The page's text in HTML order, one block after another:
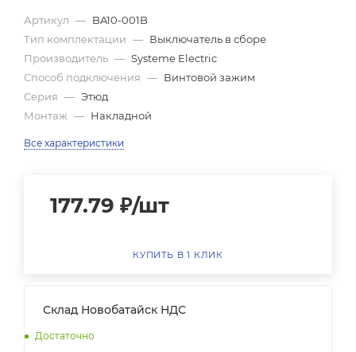
Артикул — BA10-001B
Тип комплектации — Выключатель в сборе
Производитель — Systeme Electric
Способ подключения — Винтовой зажим
Серия — Этюд
Монтаж — Накладной
Все характеристики
177.79 ₽/шт
КУПИТЬ В 1 КЛИК
Склад Новобатайск НДС
Достаточно